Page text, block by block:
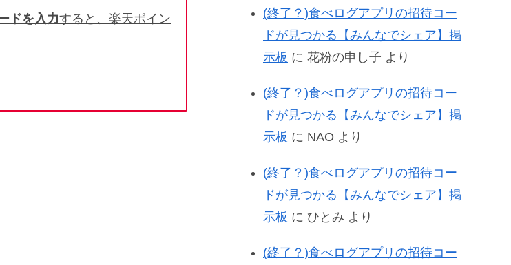
ドを入力すると、楽天ポイン
(終了？)食べログアプリの招待コー
ドが見つかる【みんなでシェア】掲
示板 に 花粉の申し子 より
(終了？)食べログアプリの招待コー
ドが見つかる【みんなでシェア】掲
示板 に NAO より
(終了？)食べログアプリの招待コー
ドが見つかる【みんなでシェア】掲
示板 に ひとみ より
(終了？)食べログアプリの招待コー